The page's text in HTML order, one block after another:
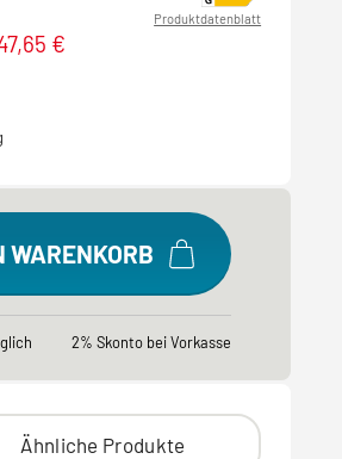
€
Produktdatenblatt
WARENKORB
2% Skonto bei Vorkasse
Ähnliche Produkte